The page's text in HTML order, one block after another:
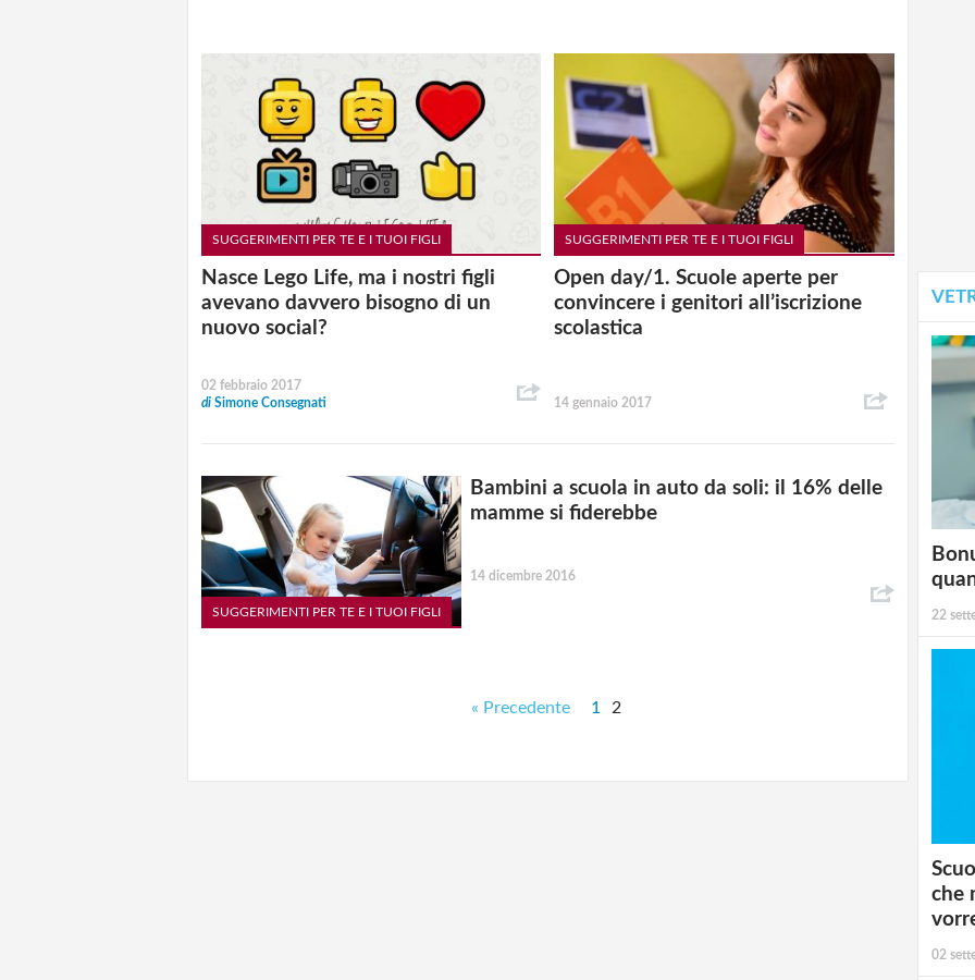
SUGGERIMENTI PER TE E I TUOI FIGLI
Nasce Lego Life, ma i nostri figli
avevano davvero bisogno di un
nuovo social?
02 febbraio 2017
di Simone Consegnati
SUGGERIMENTI PER TE E I TUOI FIGLI
Open day/1. Scuole aperte per
convincere i genitori all’iscrizione
scolastica
14 gennaio 2017
SUGGERIMENTI PER TE E I TUOI FIGLI
Bambini a scuola in auto da soli: il 16% delle
mamme si fiderebbe
14 dicembre 2016
« Precedente 1 2
22
che
02